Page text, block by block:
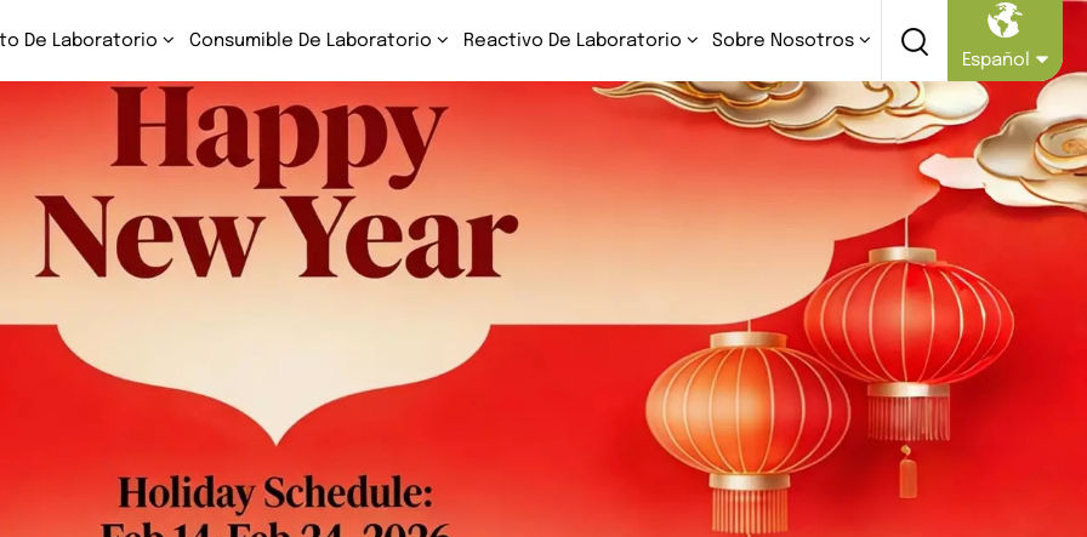
De Laboratorio Consumible De Laboratorio Reactivo De Laboratorio
Sobre Nosotros
Español
English
Русский
Español